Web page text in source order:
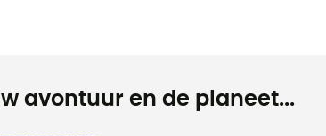
avontuur en de planeet...